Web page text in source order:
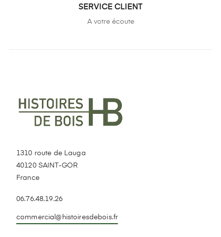
SERVICE CLIENT
A votre écoute
1310 route de Lauga
40120 SAINT-GOR
France
06.76.48.19.26
commercial@histoiresdebois.fr